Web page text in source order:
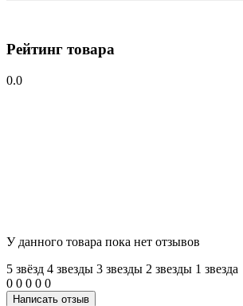
Рейтинг товара
0.0
У данного товара пока нет отзывов
5 звёзд 4 звeзды 3 звeзды 2 звeзды 1 звeзда
0 0 0 0 0
Написать отзыв